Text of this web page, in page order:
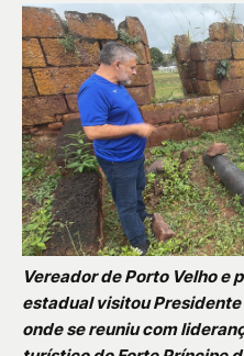
Vereador de Porto Velho
estadual visitou
onde se reuniu com